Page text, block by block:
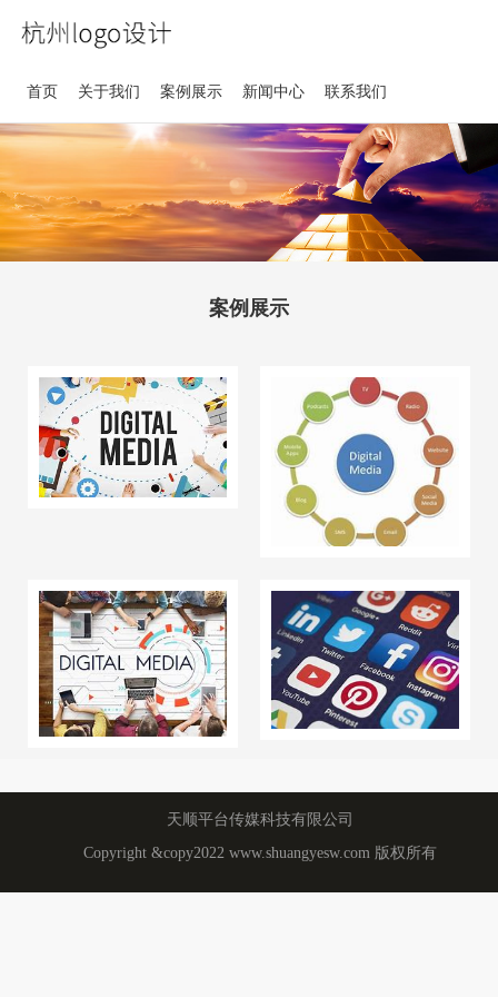
首页 关于我们 案例展示 新闻中心 联系我们
案例展示
天顺平台传媒科技有限公司
Copyright &copy2022 www.shuangyesw.com 版权所有